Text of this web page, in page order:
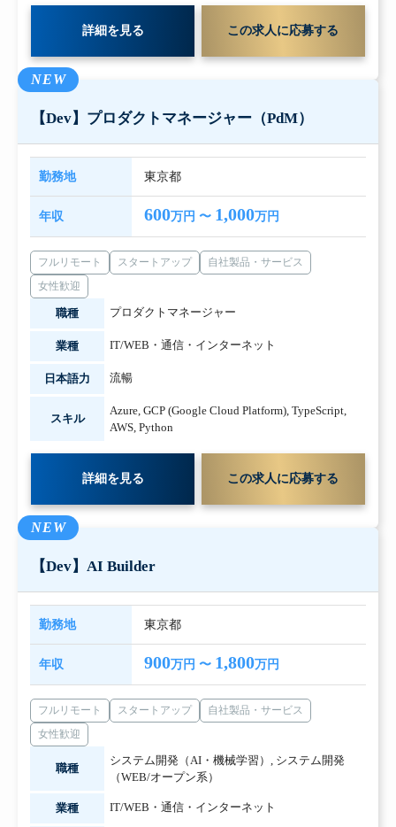
詳細を見る この求人に応募する
NEW
【Dev】プロダクトマネージャー（PdM）
勤務地 東京都
年収 600万円 〜 1,000万円
フルリモート スタートアップ
自社製品・サービス
女性歓迎
職種 プロダクトマネージャー
業種 IT/WEB・通信・インターネット
日本語力 流暢
スキル
Azure, GCP (Google Cloud Platform), TypeScript,
AWS, Python
詳細を見る この求人に応募する
NEW
【Dev】AI Builder
勤務地 東京都
年収 900万円 〜 1,800万円
フルリモート スタートアップ
自社製品・サービス
女性歓迎
職種
システム開発（AI・機械学習） , システム開発
（WEB/オープン系）
業種 IT/WEB・通信・インターネット